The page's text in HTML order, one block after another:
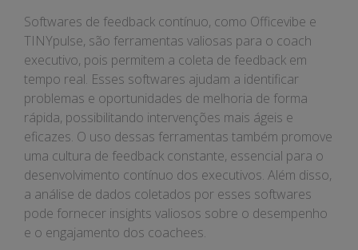
Softwares de feedback contínuo, como Officevibe e
TINYpulse, são ferramentas valiosas para o coach
executivo, pois permitem a coleta de feedback em
tempo real. Esses softwares ajudam a identificar
problemas e oportunidades de melhoria de forma
rápida, possibilitando intervenções mais ágeis e
eficazes. O uso dessas ferramentas também promove
uma cultura de feedback constante, essencial para o
desenvolvimento contínuo dos executivos. Além disso,
a análise de dados coletados por esses softwares
pode fornecer insights valiosos sobre o desempenho
e o engajamento dos coachees.